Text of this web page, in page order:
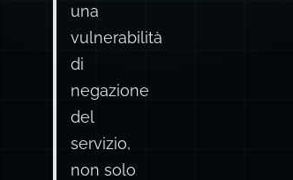
una
vulnerabilità
di
negazione
del
servizio,
non solo